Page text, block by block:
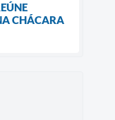
CHÁCARA